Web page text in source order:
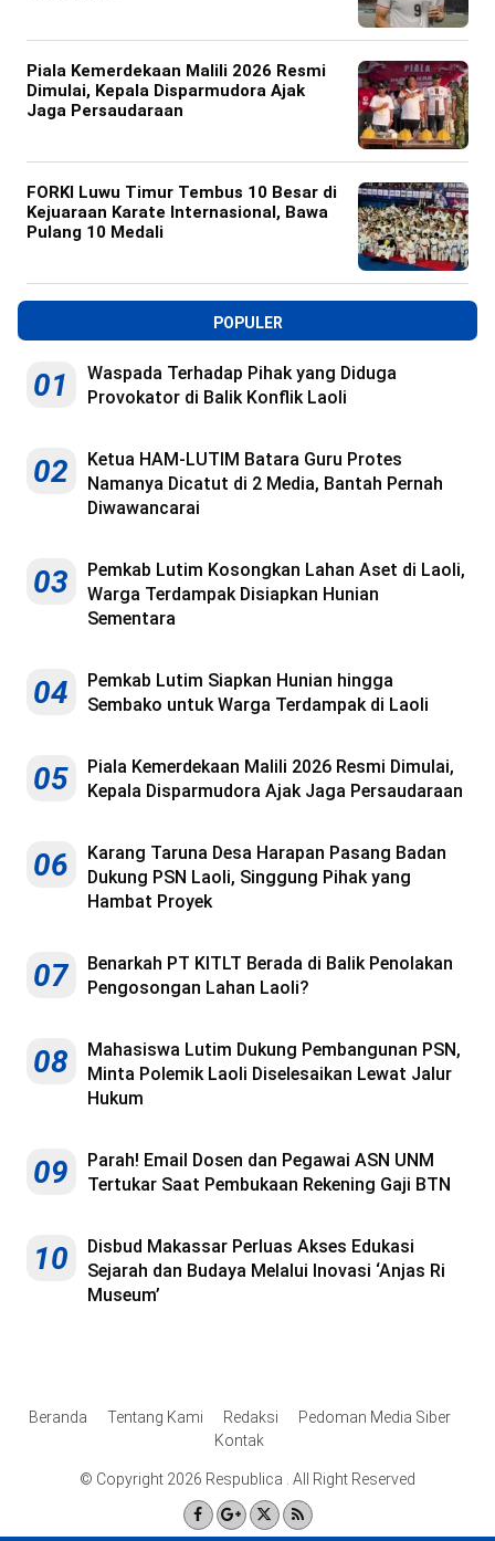
Piala Kemerdekaan Malili 2026 Resmi
Dimulai, Kepala Disparmudora Ajak
Jaga Persaudaraan
FORKI Luwu Timur Tembus 10 Besar di
Kejuaraan Karate Internasional, Bawa
Pulang 10 Medali
POPULER
01
Waspada Terhadap Pihak yang Diduga
Provokator di Balik Konflik Laoli
02
Ketua HAM-LUTIM Batara Guru Protes
Namanya Dicatut di 2 Media, Bantah Pernah
Diwawancarai
03
Pemkab Lutim Kosongkan Lahan Aset di Laoli,
Warga Terdampak Disiapkan Hunian
Sementara
04
Pemkab Lutim Siapkan Hunian hingga
Sembako untuk Warga Terdampak di Laoli
05
Piala Kemerdekaan Malili 2026 Resmi Dimulai,
Kepala Disparmudora Ajak Jaga Persaudaraan
06
Karang Taruna Desa Harapan Pasang Badan
Dukung PSN Laoli, Singgung Pihak yang
Hambat Proyek
07
Benarkah PT KITLT Berada di Balik Penolakan
Pengosongan Lahan Laoli?
08
Mahasiswa Lutim Dukung Pembangunan PSN,
Minta Polemik Laoli Diselesaikan Lewat Jalur
Hukum
09
Parah! Email Dosen dan Pegawai ASN UNM
Tertukar Saat Pembukaan Rekening Gaji BTN
10
Disbud Makassar Perluas Akses Edukasi
Sejarah dan Budaya Melalui Inovasi ‘Anjas Ri
Museum’
Beranda Tentang Kami Redaksi
Pedoman Media Siber
Kontak
© Copyright 2026 Respublica . All Right Reserved